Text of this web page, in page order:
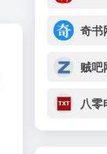
奇书
贼吧
八零